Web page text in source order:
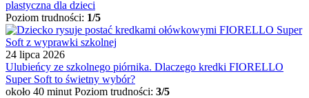
plastyczna dla dzieci
Poziom trudności: 1/5
24 lipca 2026
Ulubieńcy ze szkolnego piórnika. Dlaczego kredki FIORELLO
Super Soft to świetny wybór?
około 40 minut Poziom trudności: 3/5